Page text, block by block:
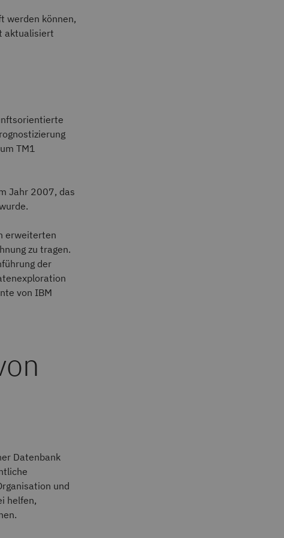
werden können,
aktualisiert
TM1
Jahr 2007, das
erweiterten
zu tragen.
der
von IBM
Datenbank
und
helfen,